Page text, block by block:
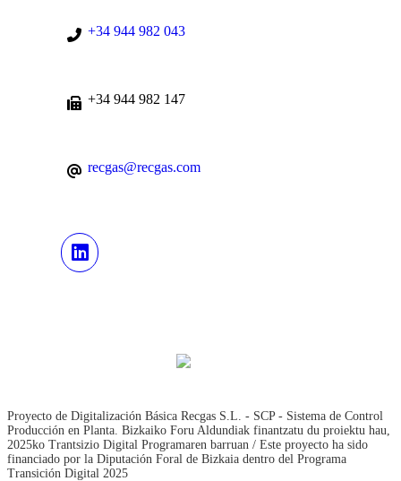
+34 944 982 043
+34 944 982 147
recgas@recgas.com
Proyecto de Digitalización Básica Recgas S.L. - SCP - Sistema de Control
Producción en Planta. Bizkaiko Foru Aldundiak finantzatu du proiektu hau,
2025ko Trantsizio Digital Programaren barruan / Este proyecto ha sido
financiado por la Diputación Foral de Bizkaia dentro del Programa
Transición Digital 2025